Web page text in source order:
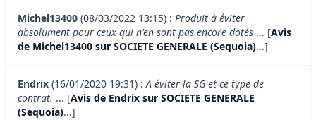
Michel13400 (08/03/2022 13:15) : Produit à éviter
absolument pour ceux qui n'en sont pas encore dotés ... [Avis
de Michel13400 sur SOCIETE GENERALE (Sequoia)...]
Endrix (16/01/2020 19:31) :A éviter la SG et ce type de
contrat. ... [Avis de Endrix sur SOCIETE GENERALE
(Sequoia)...]